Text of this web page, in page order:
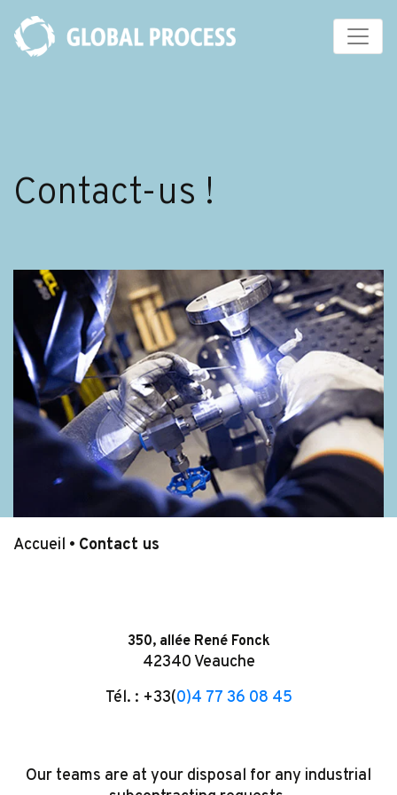
Contact-us !
Accueil • Contact us
350, allée René Fonck
42340 Veauche
Tél. : +33(0)4 77 36 08 45
Our teams are at your disposal for any industrial